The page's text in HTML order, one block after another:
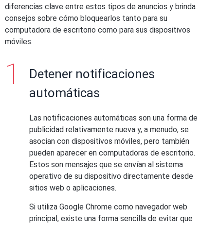
diferencias clave entre estos tipos de anuncios y brinda
consejos sobre cómo bloquearlos tanto para su
computadora de escritorio como para sus dispositivos
móviles.
Detener notificaciones
automáticas
Las notificaciones automáticas son una forma de
publicidad relativamente nueva y, a menudo, se
asocian con dispositivos móviles, pero también
pueden aparecer en computadoras de escritorio.
Estos son mensajes que se envían al sistema
operativo de su dispositivo directamente desde
sitios web o aplicaciones.
Si utiliza Google Chrome como navegador web
principal, existe una forma sencilla de evitar que